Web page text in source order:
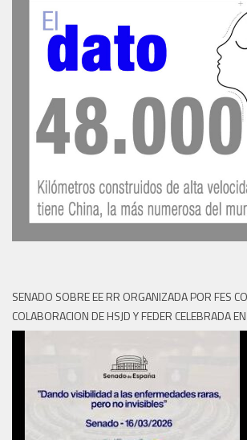
SENADO SOBRE EE RR ORGANIZADA POR FES
COLABORACION DE HSJD Y FEDER CELEBRADA